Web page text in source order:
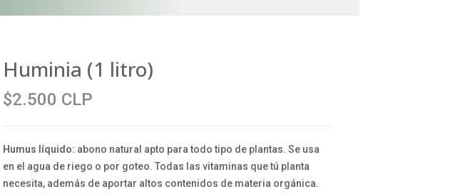
Huminia (1 litro)
$2.500 CLP
Humus líquido: abono natural apto para todo tipo de plantas. Se usa
en el agua de riego o por goteo. Todas las vitaminas que tú planta
necesita, además de aportar altos contenidos de materia orgánica.